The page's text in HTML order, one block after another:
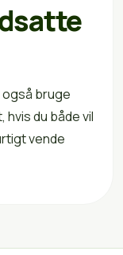
også bruge
hvis du både vil
vende